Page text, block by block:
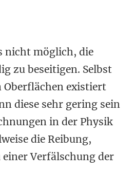
nicht möglich, die
zu beseitigen. Selbst
Oberflächen existiert
diese sehr gering sein
in der Physik
die Reibung,
einer Verfälschung der